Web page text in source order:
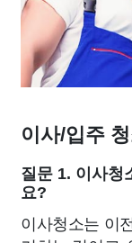
이사/입주
질문 1. 이사청
요?
이사청소는 이